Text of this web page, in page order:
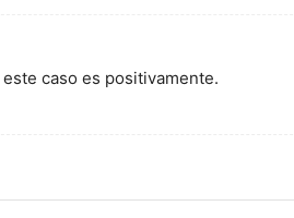
caso es positivamente.